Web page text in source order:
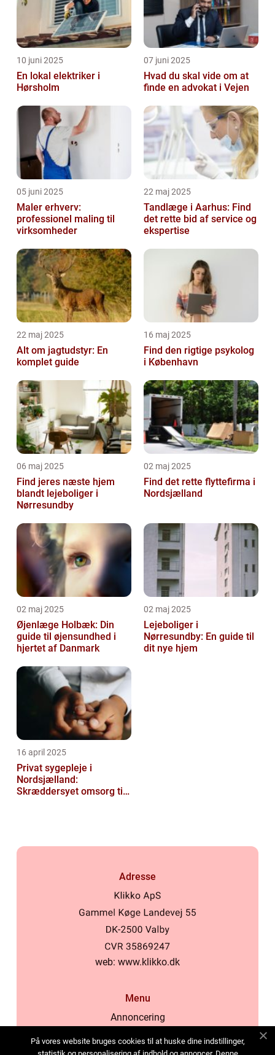
10 juni 2025
En lokal elektriker i
Hørsholm
07 juni 2025
Hvad du skal vide om at
finde en advokat i Vejen
05 juni 2025
Maler erhverv:
professionel maling til
virksomheder
22 maj 2025
Tandlæge i Aarhus: Find
det rette bid af service og
ekspertise
22 maj 2025
Alt om jagtudstyr: En
komplet guide
16 maj 2025
Find den rigtige psykolog
i København
06 maj 2025
Find jeres næste hjem
blandt lejeboliger i
Nørresundby
02 maj 2025
Find det rette flyttefirma i
Nordsjælland
02 maj 2025
Øjenlæge Holbæk: Din
guide til øjensundhed i
hjertet af Danmark
02 maj 2025
Lejeboliger i
Nørresundby: En guide til
dit nye hjem
16 april 2025
Privat sygepleje i
Nordsjælland:
Skræddersyet omsorg til
Adresse
web: www.klikko.dk
Menu
Annoncering
Cookies
På vores website bruges cookies til at huske dine indstillinger,